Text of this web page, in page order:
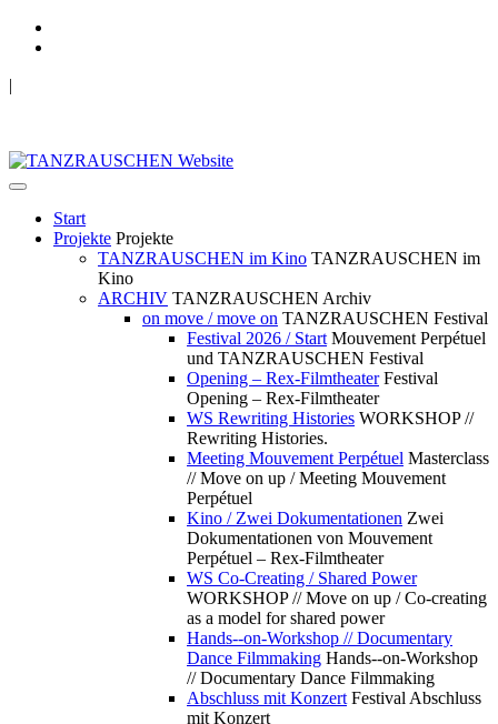
|
Start
Projekte Projekte
TANZRAUSCHEN im Kino TANZRAUSCHEN im
Kino
ARCHIV TANZRAUSCHEN Archiv
on move / move on TANZRAUSCHEN Festival
Festival 2026 / Start Mouvement Perpétuel
und TANZRAUSCHEN Festival
Opening – Rex-Filmtheater Festival
Opening – Rex-Filmtheater
WS Rewriting Histories WORKSHOP //
Rewriting Histories.
Meeting Mouvement Perpétuel Masterclass
// Move on up / Meeting Mouvement
Perpétuel
Kino / Zwei Dokumentationen Zwei
Dokumentationen von Mouvement
Perpétuel – Rex-Filmtheater
WS Co-Creating / Shared Power
WORKSHOP // Move on up / Co-creating
as a model for shared power
Hands--on-Workshop // Documentary
Dance Filmmaking Hands--on-Workshop
// Documentary Dance Filmmaking
Abschluss mit Konzert Festival Abschluss
mit Konzert